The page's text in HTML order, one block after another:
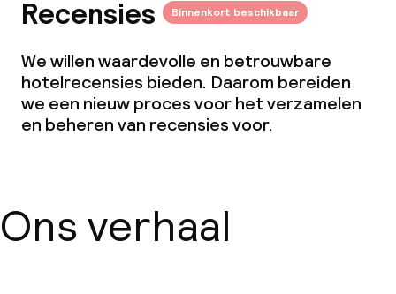
Recensies Binnenkort beschikbaar
We willen waardevolle en betrouwbare
hotelrecensies bieden. Daarom bereiden
we een nieuw proces voor het verzamelen
en beheren van recensies voor.
Ons verhaal